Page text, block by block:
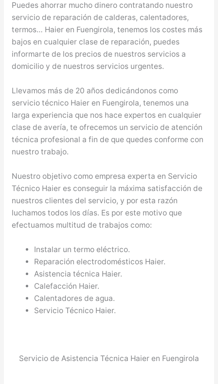
Puedes ahorrar mucho dinero contratando nuestro
servicio de reparación de calderas, calentadores,
termos… Haier en Fuengirola, tenemos los costes más
bajos en cualquier clase de reparación, puedes
informarte de los precios de nuestros servicios a
domicilio y de nuestros servicios urgentes.
Llevamos más de 20 años dedicándonos como
servicio técnico Haier en Fuengirola, tenemos una
larga experiencia que nos hace expertos en cualquier
clase de avería, te ofrecemos un servicio de atención
técnica profesional a fin de que quedes conforme con
nuestro trabajo.
Nuestro objetivo como empresa experta en Servicio
Técnico Haier es conseguir la máxima satisfacción de
nuestros clientes del servicio, y por esta razón
luchamos todos los días. Es por este motivo que
efectuamos multitud de trabajos como:
Instalar un termo eléctrico.
Reparación electrodomésticos Haier.
Asistencia técnica Haier.
Calefacción Haier.
Calentadores de agua.
Servicio Técnico Haier.
Servicio de Asistencia Técnica Haier en Fuengirola